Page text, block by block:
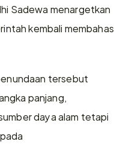
Sadewa menargetkan
kembali membahas
tersebut
panjang,
daya alam tetapi